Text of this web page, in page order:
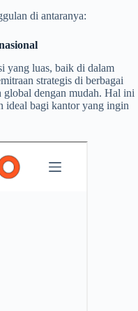
di antaranya:
yang luas, baik di dalam
strategis di berbagai
global dengan mudah. Hal ini
ideal bagi kantor yang ingin